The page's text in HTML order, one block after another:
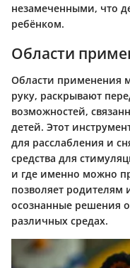
незамеченными, что
ребёнком.
Области
Области применения
руку, раскрывают
возможностей,
детей. Этот
для расслабления и
средства для
и где именно можно
позволяет родителям
осознанные решения
различных средах.